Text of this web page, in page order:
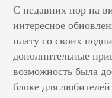
С недавних пор на
интересное
плату со своих
дополнительные
возможность была
блоке для